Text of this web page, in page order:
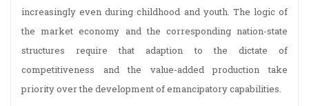
increasingly even during childhood and youth. The logic of
the market economy and the corresponding nation-state
structures require that adaption to the dictate of
competitiveness and the value-added production take
priority over the development of emancipatory capabilities.